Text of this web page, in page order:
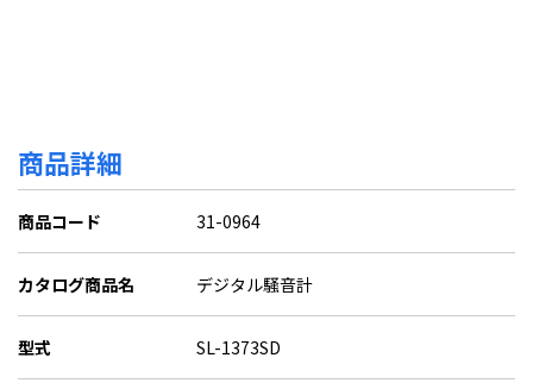
商品詳細
商品コード 31-0964
カタログ商品名 デジタル騒音計
型式 SL-1373SD